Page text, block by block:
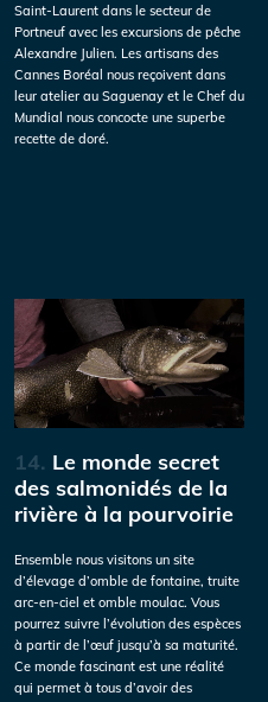
Saint-Laurent dans le secteur de
Portneuf avec les excursions de pêche
Alexandre Julien. Les artisans des
Cannes Boréal nous reçoivent dans
leur atelier au Saguenay et le Chef du
Mundial nous concocte une superbe
recette de doré.
14. Le monde secret
des salmonidés de la
rivière à la pourvoirie
Ensemble nous visitons un site
d’élevage d’omble de fontaine, truite
arc-en-ciel et omble moulac. Vous
pourrez suivre l’évolution des espèces
à partir de l’œuf jusqu’à sa maturité.
Ce monde fascinant est une réalité
qui permet à tous d’avoir des